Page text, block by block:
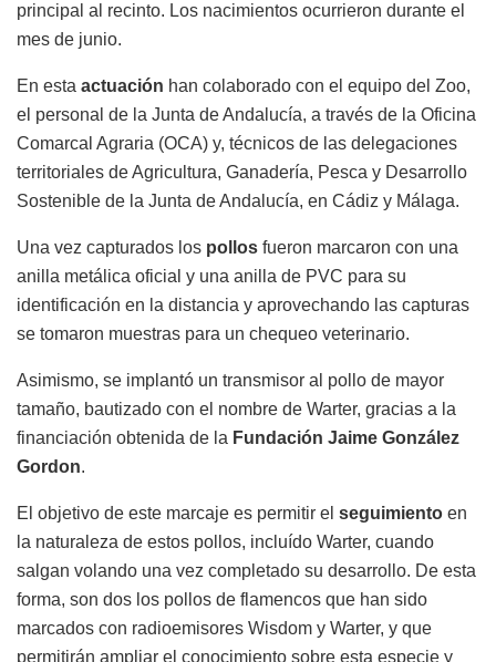
principal al recinto. Los nacimientos ocurrieron durante el
mes de junio.
En esta actuación han colaborado con el equipo del Zoo,
el personal de la Junta de Andalucía, a través de la Oficina
Comarcal Agraria (OCA) y, técnicos de las delegaciones
territoriales de Agricultura, Ganadería, Pesca y Desarrollo
Sostenible de la Junta de Andalucía, en Cádiz y Málaga.
Una vez capturados los pollos fueron marcaron con una
anilla metálica oficial y una anilla de PVC para su
identificación en la distancia y aprovechando las capturas
se tomaron muestras para un chequeo veterinario.
Asimismo, se implantó un transmisor al pollo de mayor
tamaño, bautizado con el nombre de Warter, gracias a la
financiación obtenida de la Fundación Jaime González
Gordon.
El objetivo de este marcaje es permitir el seguimiento en
la naturaleza de estos pollos, incluído Warter, cuando
salgan volando una vez completado su desarrollo. De esta
forma, son dos los pollos de flamencos que han sido
marcados con radioemisores Wisdom y Warter, y que
permitirán ampliar el conocimiento sobre esta especie y